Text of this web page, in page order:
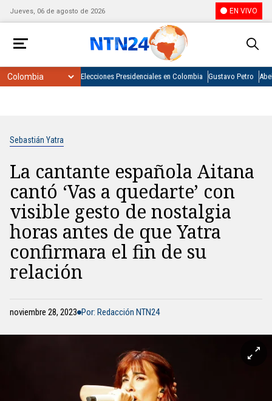
Jueves, 06 de agosto de 2026 EN VIVO
Elecciones Presidenciales en Colombia Gustavo Petro
Sebastián Yatra
La cantante española Aitana
cantó ‘Vas a quedarte’ con
visible gesto de nostalgia
horas antes de que Yatra
confirmara el fin de su
relación
noviembre 28, 2023 Por: Redacción NTN24